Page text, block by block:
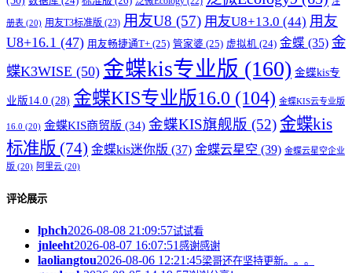
册表 (20) 用友T3标准版 (23) 用友U8 (57) 用友U8+13.0 (44) 用友
U8+16.1 (47) 用友畅捷通T+ (25) 管家婆 (25) 虚拟机 (24) 金蝶 (35) 金
蝶K3WISE (50) 金蝶kis专业版 (160) 金蝶kis专
业版14.0 (28) 金蝶KIS专业版16.0 (104) 金蝶KIS云专业版
16.0 (20) 金蝶KIS商贸版 (34) 金蝶KIS旗舰版 (52) 金蝶kis
标准版 (74) 金蝶kis迷你版 (37) 金蝶云星空 (39) 金蝶云星空企业
版 (20) 阿里云 (20)
评论展示
lphch2026-08-08 21:09:57试试看
jnleeht2026-08-07 16:07:51 感谢感谢
laoliangtou2026-08-06 12:21:45梁哥还在坚持更新。。。